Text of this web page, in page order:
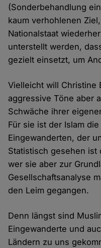
(Sonderbehandlung
kaum verhohlenen
Nationalstaat
unterstellt werden,
gezielt einsetzt, um
Vielleicht will Christine
aggressive Töne aber
Schwäche ihrer
Für sie ist der Islam
Eingewanderten, der
Statistisch gesehen ist
wer sie aber zur
Gesellschaftsanalyse
den Leim gegangen.
Denn längst sind
Eingewanderte und
Ländern zu uns